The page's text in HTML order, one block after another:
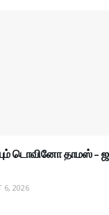
டொவினோ தாமஸ் –
6, 2026